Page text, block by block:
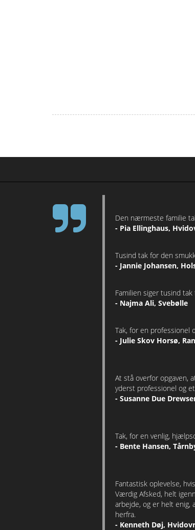
Den nærmeste familie
- Pia Ellinghaus,
Tusind tak for den
- Jannie Johansen,
Familien siger tusind
- Najma Ali, Svebølle
Tak, for en professionel
- Julie Skov Horsø,
At stå overfor opgaven,
yderst professionel og
- Susanne Due
Tak, for en venlig,
- Bente Hansen,
Fantastisk oplevelse,
Værdig Afsked, helt
arbejde, og er helt enig,
herfra.
- Kenneth Døj,